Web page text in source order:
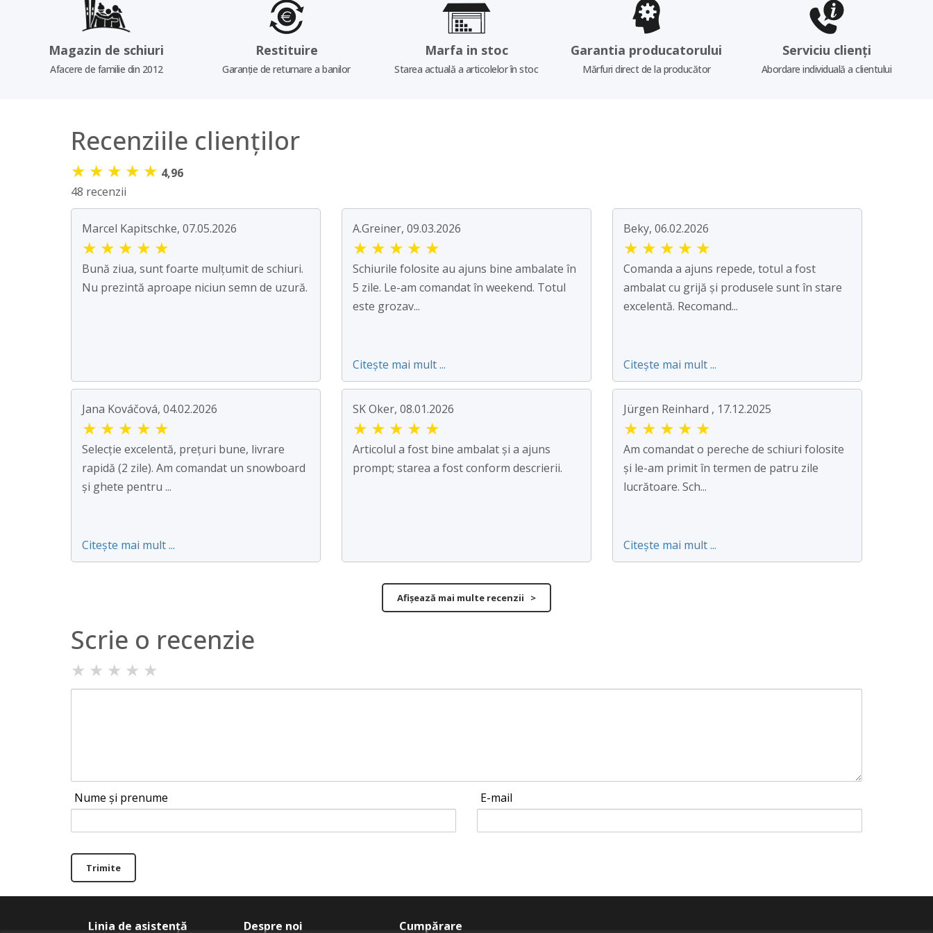
Magazin de schiuri
Afacere de familie din 2012
Restituire
Garanție de returnare a banilor
Marfa in stoc
Starea actuală a articolelor în stoc
Garantia producatorului
Mărfuri direct de la producător
Serviciu clienți
Abordare individuală a clientului
Recenziile clienților
★ ★ ★ ★ ★ 4,96
48 recenzii
Marcel Kapitschke, 07.05.2026
★ ★ ★ ★ ★
Bună ziua, sunt foarte mulțumit de schiuri.
Nu prezintă aproape niciun semn de uzură.
A.Greiner, 09.03.2026
★ ★ ★ ★ ★
Schiurile folosite au ajuns bine ambalate în
5 zile. Le-am comandat în weekend. Totul
este grozav...
Citește mai mult ...
Beky, 06.02.2026
★ ★ ★ ★ ★
Comanda a ajuns repede, totul a fost
ambalat cu grijă și produsele sunt în stare
excelentă. Recomand...
Citește mai mult ...
Jana Kováčová, 04.02.2026
★ ★ ★ ★ ★
Selecție excelentă, prețuri bune, livrare
rapidă (2 zile). Am comandat un snowboard
și ghete pentru ...
Citește mai mult ...
SK Oker, 08.01.2026
★ ★ ★ ★ ★
Articolul a fost bine ambalat și a ajuns
prompt; starea a fost conform descrierii.
Jürgen Reinhard , 17.12.2025
★ ★ ★ ★ ★
Am comandat o pereche de schiuri folosite
și le-am primit în termen de patru zile
lucrătoare. Sch...
Citește mai mult ...
Afișează mai multe recenzii >
Scrie o recenzie
★ ★ ★ ★ ★
Nume și prenume E-mail
Trimite
Linia de asistență Despre noi Cumpărare